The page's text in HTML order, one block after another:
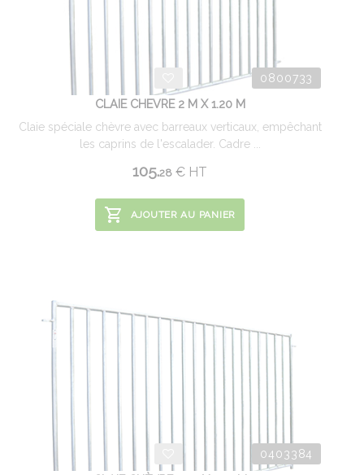
0800733
CLAIE CHEVRE 2 M X 1.20 M
Claie spéciale chèvre avec barreaux verticaux, empêchant
les caprins de l'escalader. Cadre ...
105.28 € HT
AJOUTER AU PANIER
0403384